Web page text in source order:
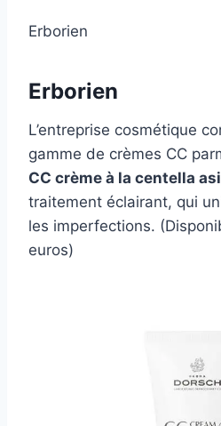
Erborien
Erborien
L’entreprise cosmétique
gamme de crèmes CC
CC crème à la centella
traitement éclairant, qui
les imperfections.
euros)